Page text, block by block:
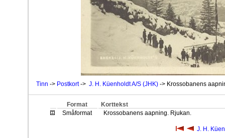
Tinn -> Postkort-> J. H. Küenholdt A/S (JHK) -> Krossobanens
Format
Korttekst
Småformat
Krossobanens aapning. Rjukan.
J. H.